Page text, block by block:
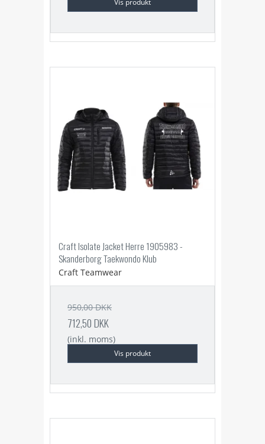
Craft Isolate Jacket Herre 1905983 -
Skanderborg Taekwondo Klub
Craft Teamwear
950,00 DKK
712,50 DKK
(inkl. moms)
Vis produkt